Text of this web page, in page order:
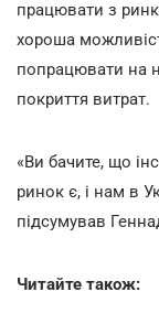
працювати з
хороша
попрацювати на
покриття витрат.
«Ви бачите, що
ринок є, і нам в
підсумував
Читайте також: